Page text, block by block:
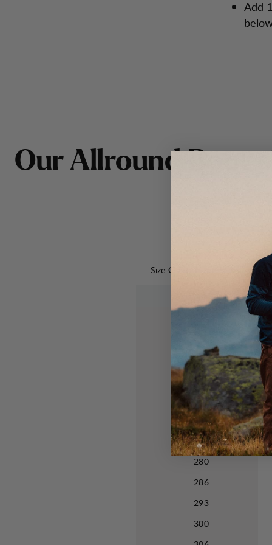
Add
Our Allround
Size Chart
246
253
266
273
280
286
293
300